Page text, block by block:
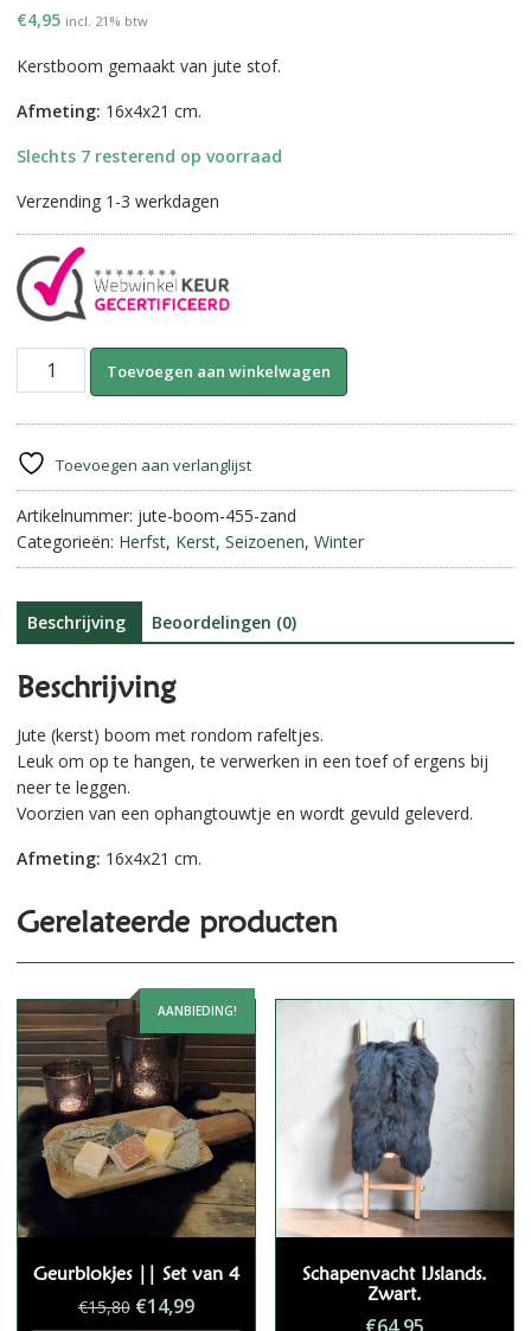
€4,95 incl. 21% btw
Kerstboom gemaakt van jute stof.
Afmeting: 16x4x21 cm.
Slechts 7 resterend op voorraad
Verzending 1-3 werkdagen
Kerstboom
||
Zand.
aantal
Toevoegen aan winkelwagen
n
t
i
:
Toevoegen aan verlanglijst
Artikelnummer: jute-boom-455-zand
Categorieën: Herfst, Kerst, Seizoenen, Winter
Beschrijving Beoordelingen (0)
Beschrijving
Jute (kerst) boom met rondom rafeltjes.
Leuk om op te hangen, te verwerken in een toef of ergens bij
neer te leggen.
Voorzien van een ophangtouwtje en wordt gevuld geleverd.
Afmeting: 16x4x21 cm.
Gerelateerde producten
AANBIEDING!
Geurblokjes || Set van 4
€15,80 Oorspronkelijke
€14,99Huidige
Schapenvacht IJslands.
Zwart.